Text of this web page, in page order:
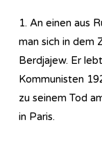
1. An einen aus
man sich in dem
Berdjajew. Er
Kommunisten
zu seinem Tod
in Paris.